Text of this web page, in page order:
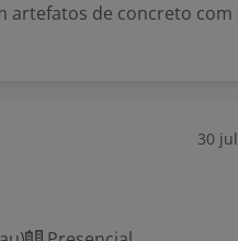
artefatos de concreto com
30 jul